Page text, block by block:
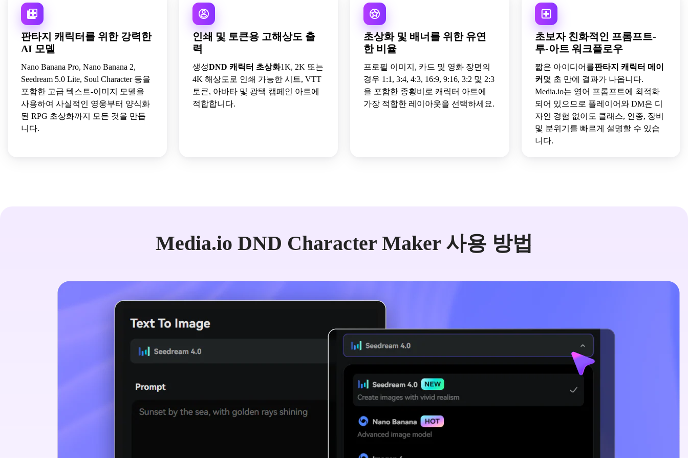
판타지 캐릭터를 위한 강력한
AI 모델
Nano Banana Pro, Nano Banana 2,
Seedream 5.0 Lite, Soul Character 등을
포함한 고급 텍스트-이미지 모델을
사용하여 사실적인 영웅부터 양식화
된 RPG 초상화까지 모든 것을 만듭
니다.
인쇄 및 토큰용 고해상도 출
력
생성DND 캐릭터 초상화1K, 2K 또는
4K 해상도로 인쇄 가능한 시트, VTT
토큰, 아바타 및 광택 캠페인 아트에
적합합니다.
초상화 및 배너를 위한 유연
한 비율
프로필 이미지, 카드 및 영화 장면의
경우 1:1, 3:4, 4:3, 16:9, 9:16, 3:2 및 2:3
을 포함한 종횡비로 캐릭터 아트에
가장 적합한 레이아웃을 선택하세요.
초보자 친화적인 프롬프트-
투-아트 워크플로우
짧은 아이디어를판타지 캐릭터 메이
커 몇 초 만에 결과가 나옵니다.
Media.io는 영어 프롬프트에 최적화
되어 있으므로 플레이어와 DM은 디
자인 경험 없이도 클래스, 인종, 장비
및 분위기를 빠르게 설명할 수 있습
니다.
Media.io DND Character Maker 사용 방법